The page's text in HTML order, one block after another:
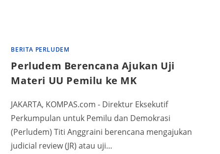
BERITA PERLUDEM
Perludem Berencana Ajukan Uji
Materi UU Pemilu ke MK
JAKARTA, KOMPAS.com - Direktur Eksekutif
Perkumpulan untuk Pemilu dan Demokrasi
(Perludem) Titi Anggraini berencana mengajukan
judicial review (JR) atau uji…